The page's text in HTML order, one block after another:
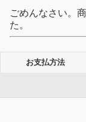
ごめんなさい。
た。
お支払方法